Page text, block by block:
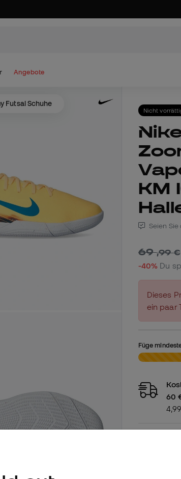
Angebote
Futsal Schuhe
Nicht
Nike Kinder Air
KM
Seien
69,99 €
-40% Du
Dieses
ein paar
Füge
0,00 €
60